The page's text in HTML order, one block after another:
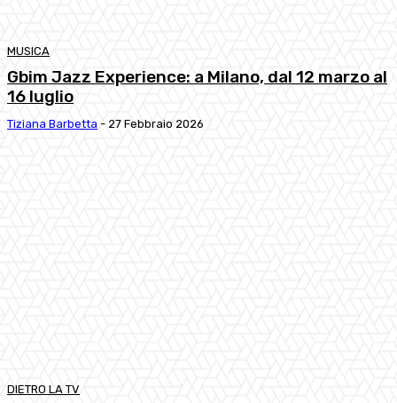
MUSICA
Gbim Jazz Experience: a Milano, dal 12 marzo al
16 luglio
Tiziana Barbetta - 27 Febbraio 2026
DIETRO LA TV